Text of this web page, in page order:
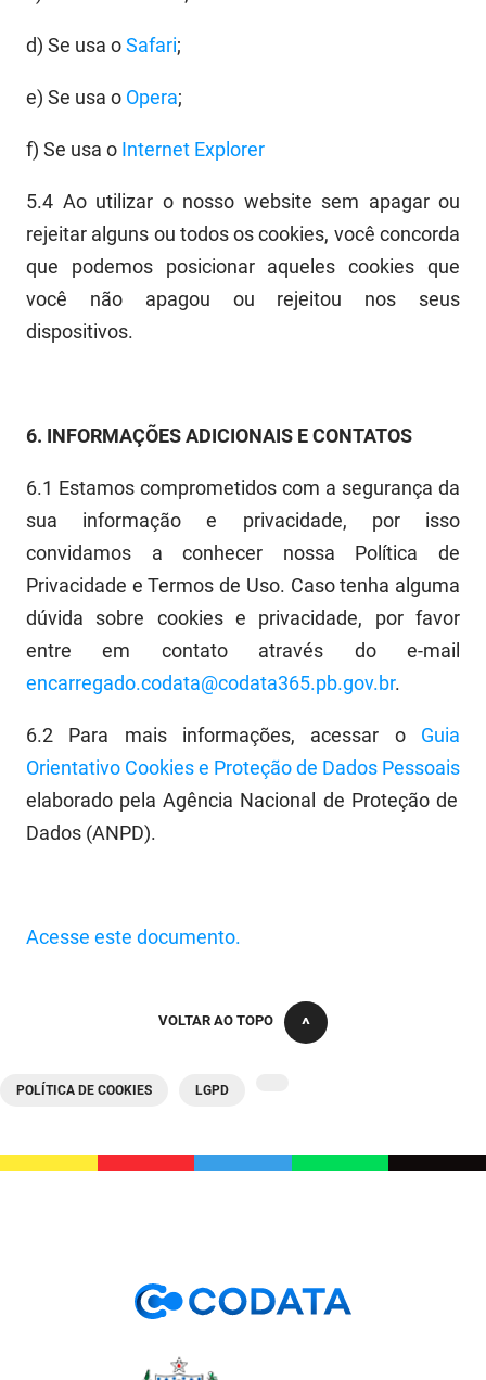
d) Se usa oSafari;
e) Se usa o Opera;
f) Se usa o Internet Explorer
5.4 Ao utilizar o nosso website sem apagar ou
rejeitar alguns ou todos os cookies, você concorda
que podemos posicionar aqueles cookies que
você não apagou ou rejeitou nos seus
dispositivos.
6. INFORMAÇÕES ADICIONAIS E CONTATOS
6.1 Estamos comprometidos com a segurança da
sua informação e privacidade, por isso
convidamos a conhecer nossa Política de
Privacidade e Termos de Uso. Caso tenha alguma
dúvida sobre cookies e privacidade, por favor
entre em contato através do e-mail
encarregado.codata@codata365.pb.gov.br.
6.2 Para mais informações, acessar o Guia
Orientativo Cookies e Proteção de Dados Pessoais
elaborado pela Agência Nacional de Proteção de
Dados (ANPD).
Acesse este documento.
VOLTAR AO TOPO
POLÍTICA DE COOKIES LGPD